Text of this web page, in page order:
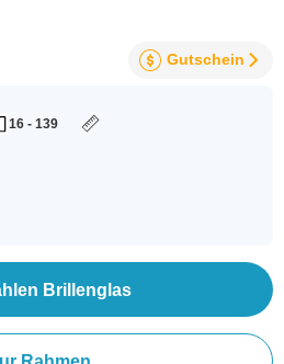
Gutschein
16 - 139
Brillenglas